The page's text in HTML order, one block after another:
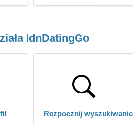
IdnDatingGo
Rozpocznij wyszukiwanie